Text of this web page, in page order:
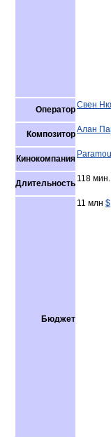
ОператорСвен
КомпозиторАлан
Кинокомпания
Длительность 118 мин.
Бюджет
11 млн $